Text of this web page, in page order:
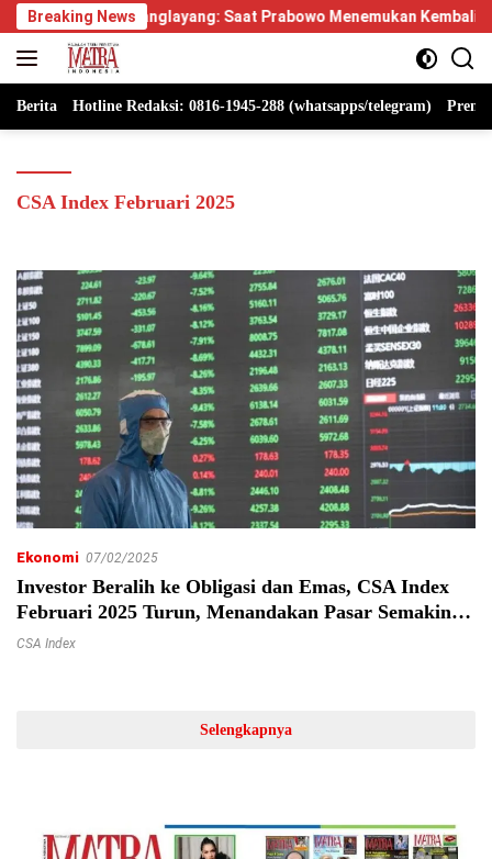
Langsung
ke
konten
Breaking News
Manglayang: Saat Prabowo Menemukan Kembali Jejak Sejarah
Berita Hotline Redaksi: 0816-1945-288 (whatsapps/telegram)
CSA Index Februari 2025
Ekonomi 07/02/2025
Investor Beralih ke Obligasi dan Emas, CSA Index
Februari 2025 Turun, Menandakan Pasar Semakin
Waspada
CSA Index
Selengkapnya